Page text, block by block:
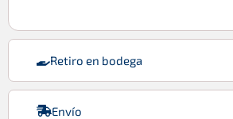
Retiro en bodega
Envío